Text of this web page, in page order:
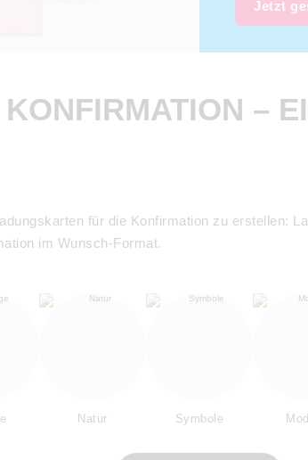
Jetzt
–
für die Konfirmation zu erstellen:
im Wunsch-Format.
Natur Symbole